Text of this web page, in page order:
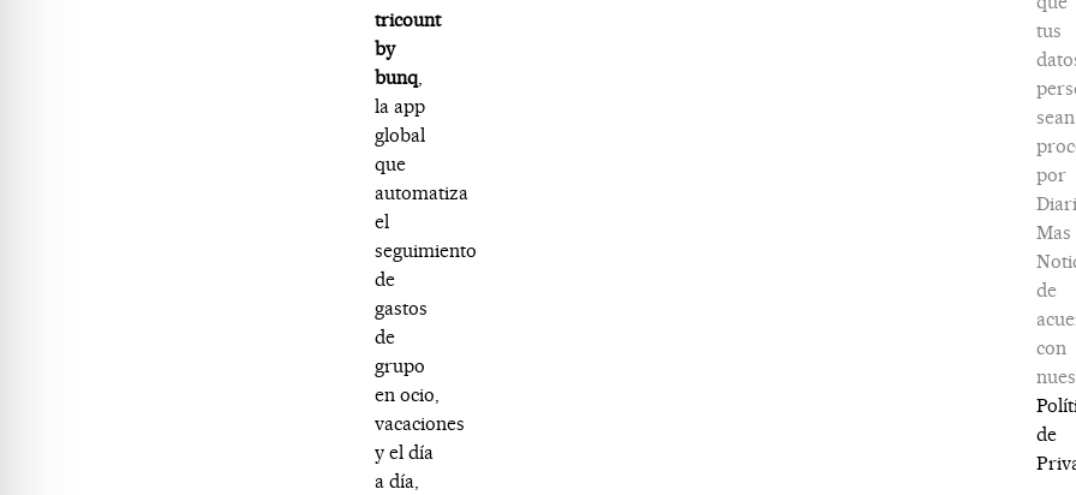
tricount
by
bunq,
la app
global
que
automatiza
el
seguimiento
de
gastos
de
grupo
en ocio,
vacaciones
y el día
a día,
tus
sean
por
Mas
de
con
de